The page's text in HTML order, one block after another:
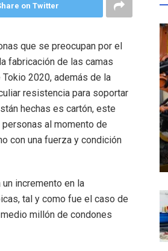
on Twitter
que se preocupan por el
fabricación de las camas
2020, además de la
resistencia para soportar
hechas es cartón, este
al momento de
con una fuerza y condición
incremento en la
tal y como fue el caso de
millón de condones